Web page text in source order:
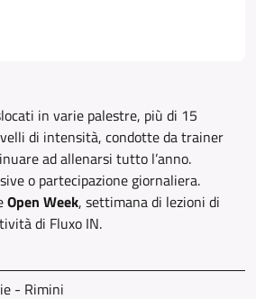
in varie palestre, più di 15
di intensità, condotte da trainer
ad allenarsi tutto l’anno.
o partecipazione giornaliera.
Open Week, settimana di lezioni di
di Fluxo IN.
- Rimini